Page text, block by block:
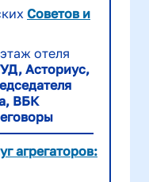
Советов и
отеля
Асториус,
ВБК
агрегаторов: